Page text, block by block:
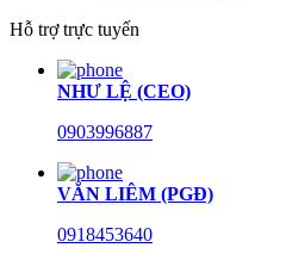
Hỗ trợ trực tuyến
NHƯ LỆ (CEO)
0903996887
VĂN LIÊM (PGĐ)
0918453640